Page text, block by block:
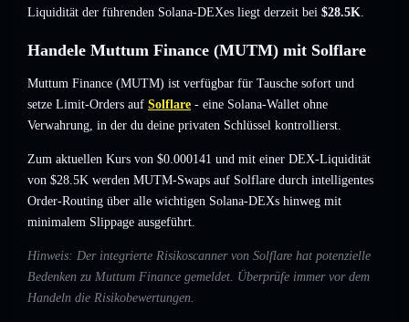
Liquidität der führenden Solana-DEXes liegt derzeit bei $28.5K.
Handele Muttum Finance (MUTM) mit Solflare
Muttum Finance (MUTM) ist verfügbar für Tausche sofort und
setze Limit-Orders auf Solflare - eine Solana-Wallet ohne
Verwahrung, in der du deine privaten Schlüssel kontrollierst.
Zum aktuellen Kurs von $0.000141 und mit einer DEX-Liquidität
von $28.5K werden MUTM-Swaps auf Solflare durch intelligentes
Order-Routing über alle wichtigen Solana-DEXs hinweg mit
minimalem Slippage ausgeführt.
Hinweis: Der integrierte Risikoscanner von Solflare hat potenzielle
Bedenken zu Muttum Finance gemeldet. Überprüfe immer vor dem
Handeln die Risikobewertungen.